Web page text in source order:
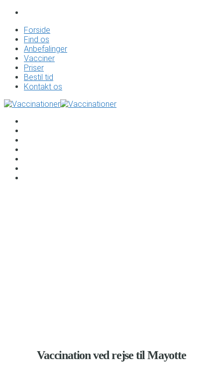
Forside
Find os
Anbefalinger
Vacciner
Priser
Bestil tid
Kontakt os
Vaccination ved rejse til Mayotte